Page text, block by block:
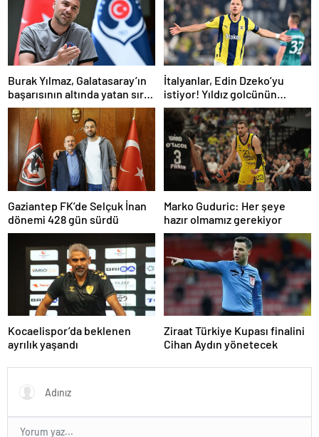
Burak Yılmaz, Galatasaray’ın
başarısının altında yatan sırrı
açıkladı
İtalyanlar, Edin Dzeko’yu
istiyor! Yıldız golcünün
transfer kararı şaşırttı…
Gaziantep FK’de Selçuk İnan
dönemi 428 gün sürdü
Marko Guduric: Her şeye
hazır olmamız gerekiyor
Kocaelispor’da beklenen
ayrılık yaşandı
Ziraat Türkiye Kupası finalini
Cihan Aydın yönetecek